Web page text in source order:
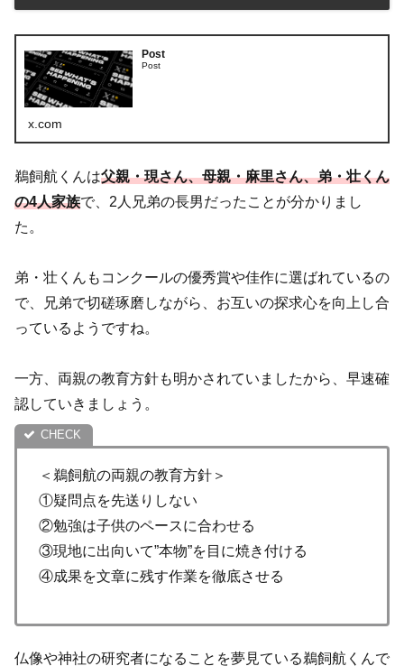
Post
Post
x.com
鵜飼航くんは父親・現さん、母親・麻里さん、弟・壮くん
の4人家族で、2人兄弟の長男だったことが分かりまし
た。
弟・壮くんもコンクールの優秀賞や佳作に選ばれているの
で、兄弟で切磋琢磨しながら、お互いの探求心を向上し合
っているようですね。
一方、両親の教育方針も明かされていましたから、早速確
認していきましょう。
＜鵜飼航の両親の教育方針＞
①疑問点を先送りしない
②勉強は子供のペースに合わせる
③現地に出向いて”本物”を目に焼き付ける
④成果を文章に残す作業を徹底させる
仏像や神社の研究者になることを夢見ている鵜飼航くんで